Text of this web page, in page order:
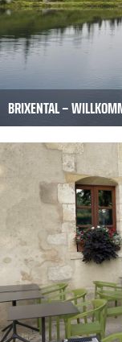
BRIXENTAL –